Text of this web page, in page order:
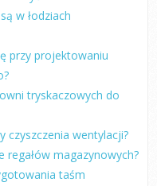
w łodziach
przy projektowaniu
tryskaczowych do
czyszczenia wentylacji?
regałów magazynowych?
taśm